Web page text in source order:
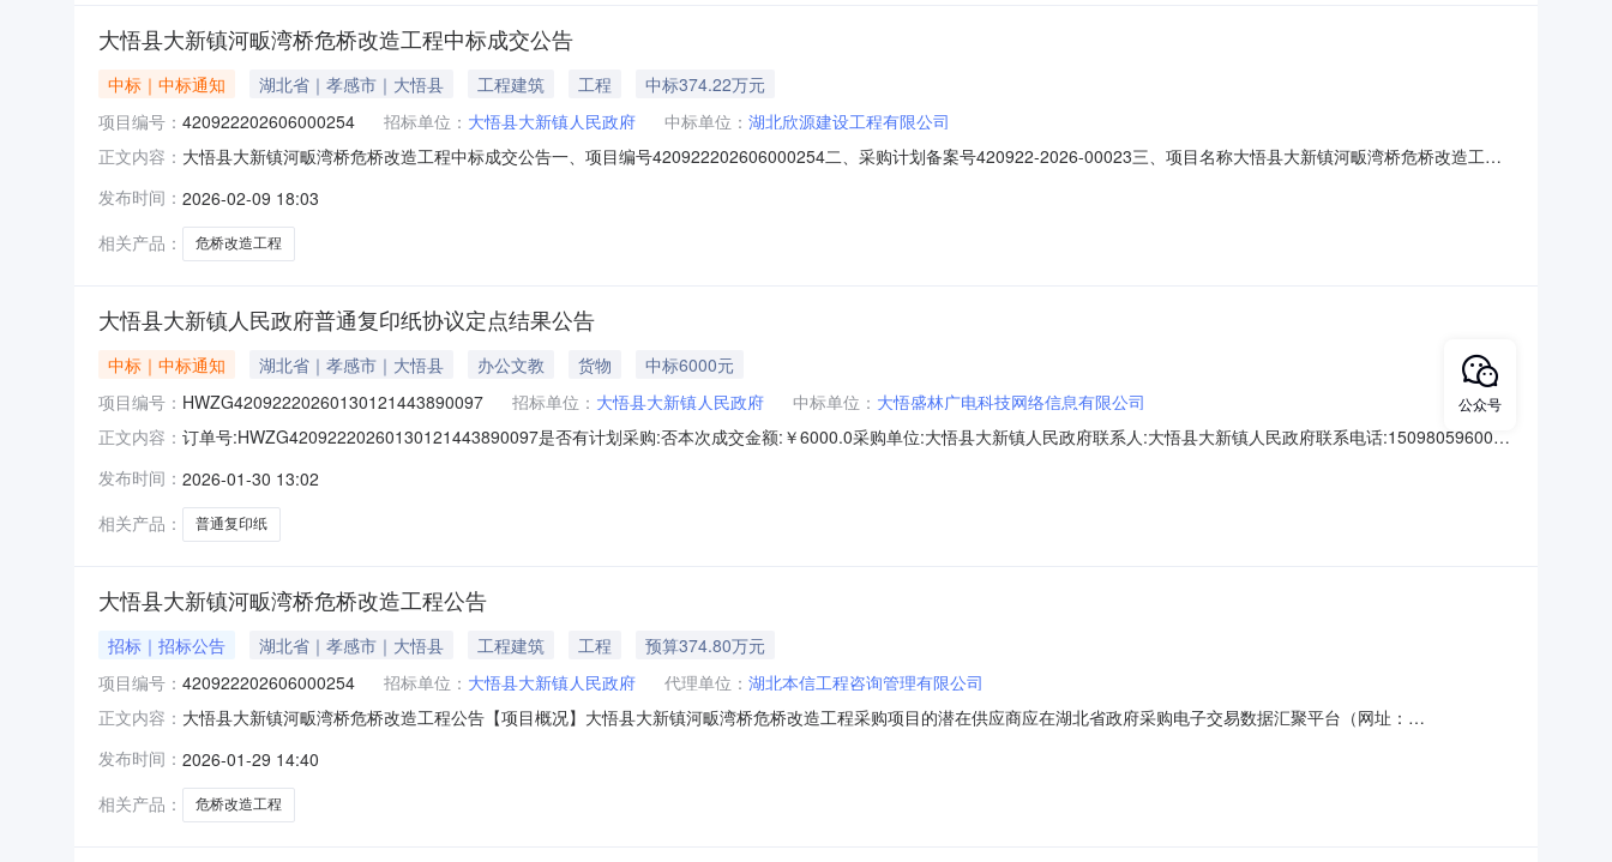
大悟县大新镇河畈湾桥危桥改造工程中标成交公告
中标｜中标通知 湖北省｜孝感市｜大悟县 工程建筑 工程
中标374.22万元
项目编号： 420922202606000254 招标单位： 大悟县大新镇人民政府 中标单位： 湖北欣源建设工程有限公司
正文内容： 大悟县大新镇河畈湾桥危桥改造工程中标成交公告一、项目编号420922202606000254二、采购计划备案号420922-2026-00023三、项目名称大悟县大新镇河畈湾桥危桥改造工程
89.00（分）工程类名称：大悟县大新镇河畈湾桥危桥改造工程施工范围：详见招标文件施工工期：120日历天项目经理：丁立执业证书信息：鄂242212224393五
发布时间： 2026-02-09 18:03
相关产品：
危桥改造工程
大悟县大新镇人民政府普通复印纸协议定点结果公告
中标｜中标通知 湖北省｜孝感市｜大悟县 办公文教 货物
中标6000元
项目编号： HWZG42092220260130121443890097 招标单位： 大悟县大新镇人民政府 中标单位： 大悟盛林广电科技网络信息有限公司
正文内容： 订单号:HWZG42092220260130121443890097是否有计划采购:否本次成交金额:￥6000.0采购单位:大悟县大新镇人民政府联系人:大悟县大新镇人民政府联系电话:15098059600成
乐/GOLDENCOLORA475g500张/包普通复印纸高品乐/GOLDENCOLORA475g240.0包￥25.0￥25.0￥6000.0
发布时间： 2026-01-30 13:02
相关产品：
普通复印纸
大悟县大新镇河畈湾桥危桥改造工程公告
招标｜招标公告 湖北省｜孝感市｜大悟县 工程建筑 工程
预算374.80万元
项目编号： 420922202606000254 招标单位： 大悟县大新镇人民政府 代理单位： 湖北本信工程咨询管理有限公司
正文内容： 大悟县大新镇河畈湾桥危桥改造工程公告【项目概况】大悟县大新镇河畈湾桥危桥改造工程采购项目的潜在供应商应在湖北省政府采购电子交易数据汇聚平台（网址：
4209222026060002542、采购计划备案号：420922-2026-000233、项目名称：大悟县大新镇河畈湾桥危桥改造工程4、采购方式：竞争性磋商5、预算金额：
发布时间： 2026-01-29 14:40
相关产品：
危桥改造工程
公众号